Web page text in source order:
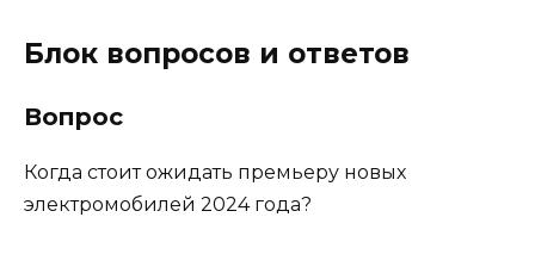
Блок вопросов и ответов
Вопрос
Когда стоит ожидать премьеру новых
электромобилей 2024 года?